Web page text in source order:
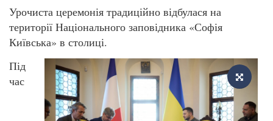
Урочиста церемонія традиційно відбулася на
території Національного заповідника «Софія
Київська» в столиці.
Під
час